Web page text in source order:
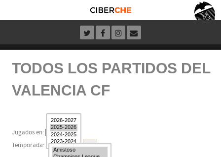
TODOS LOS PARTIDOS DEL
VALENCIA CF
Temporada:
Jugados en: